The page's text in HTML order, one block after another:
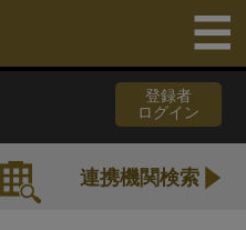
登録者
ログイン
連携機関検索